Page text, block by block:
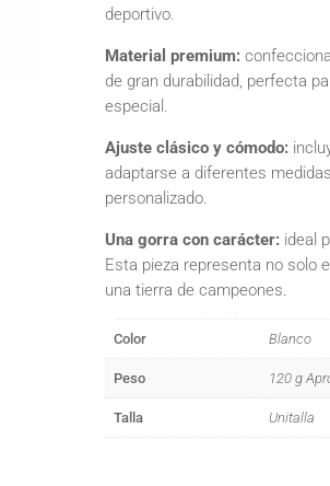
deportivo.
Material premium:
de gran durabilidad, perfecta
especial.
Ajuste clásico y cómodo:
adaptarse a diferentes
personalizado.
Una gorra con carácter:ideal
Esta pieza representa no solo
una tierra de campeones.
Color Blanco
Peso 120 g
Talla Unitalla